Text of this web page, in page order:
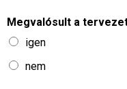
Megvalósult a
igen
nem